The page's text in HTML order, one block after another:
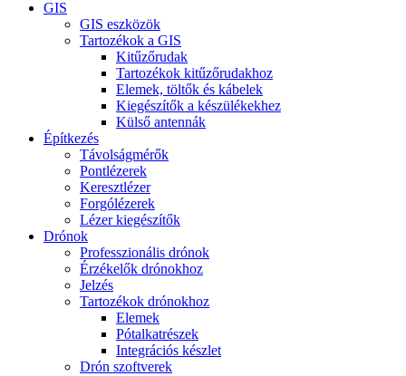
GIS
GIS eszközök
Tartozékok a GIS
Kitűzőrudak
Tartozékok kitűzőrudakhoz
Elemek, töltők és kábelek
Kiegészítők a készülékekhez
Külső antennák
Építkezés
Távolságmérők
Pontlézerek
Keresztlézer
Forgólézerek
Lézer kiegészítők
Drónok
Professzionális drónok
Érzékelők drónokhoz
Jelzés
Tartozékok drónokhoz
Elemek
Pótalkatrészek
Integrációs készlet
Drón szoftverek